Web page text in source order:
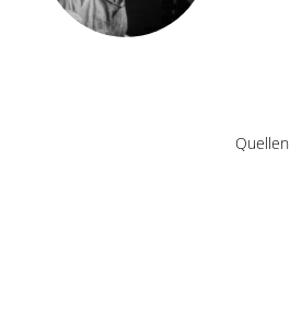
Quellen